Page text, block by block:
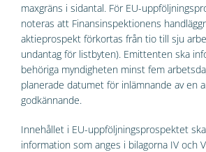
maxgräns i sidantal. För EU-
noteras att Finansinspektionens
aktieprospekt förkortas från tio till sju
undantag för listbyten). Emittenten ska
behöriga myndigheten minst fem
planerade datumet för inlämnande av en
godkännande.
Innehållet i EU-uppföljningsprospektet
information som anges i bilagorna IV och